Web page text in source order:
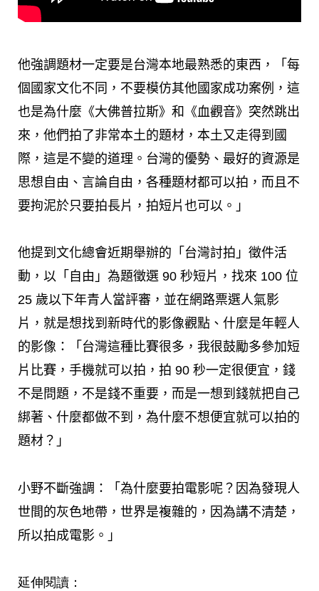
他強調題材一定要是台灣本地最熟悉的東西，「每
個國家文化不同，不要模仿其他國家成功案例，這
也是為什麼《大佛普拉斯》和《血觀音》突然跳出
來，他們拍了非常本土的題材，本土又走得到國
際，這是不變的道理。台灣的優勢、最好的資源是
思想自由、言論自由，各種題材都可以拍，而且不
要拘泥於只要拍長片，拍短片也可以。」
他提到文化總會近期舉辦的「台灣討拍」徵件活
動，以「自由」為題徵選 90 秒短片，找來 100 位
25 歲以下年青人當評審，並在網路票選人氣影
片，就是想找到新時代的影像觀點、什麼是年輕人
的影像：「台灣這種比賽很多，我很鼓勵多參加短
片比賽，手機就可以拍，拍 90 秒一定很便宜，錢
不是問題，不是錢不重要，而是一想到錢就把自己
綁著、什麼都做不到，為什麼不想便宜就可以拍的
題材？」
小野不斷強調：「為什麼要拍電影呢？因為發現人
世間的灰色地帶，世界是複雜的，因為講不清楚，
所以拍成電影。」
延伸閱讀：